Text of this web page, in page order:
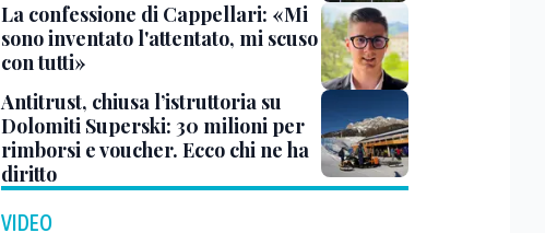
La confessione di Cappellari: «Mi
sono inventato l'attentato, mi scuso
con tutti»
Antitrust, chiusa l’istruttoria su
Dolomiti Superski: 30 milioni per
rimborsi e voucher. Ecco chi ne ha
diritto
VIDEO